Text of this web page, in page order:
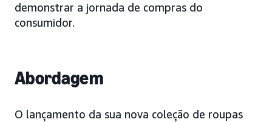
demonstrar a jornada de compras do
consumidor.
Abordagem
O lançamento da sua nova coleção de roupas